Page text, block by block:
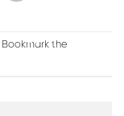
Bookmark the